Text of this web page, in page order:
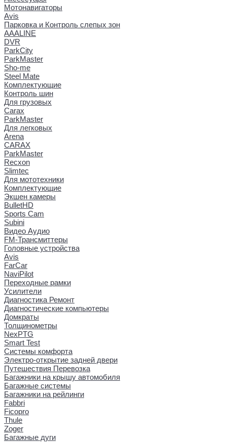
Мотонавигаторы
Avis
Парковка и Контроль слепых зон
AAALINE
DVR
ParkCity
ParkMaster
Sho-me
Steel Mate
Комплектующие
Контроль шин
Для грузовых
Carax
ParkMaster
Для легковых
Arena
CARAX
ParkMaster
Recxon
Slimtec
Для мототехники
Комплектующие
Экшен камеры
BulletHD
Sports Cam
Subini
Видео Аудио
FM-Трансмиттеры
Головные устройства
Avis
FarCar
NaviPilot
Переходные рамки
Усилители
Диагностика Ремонт
Диагностические компьютеры
Домкраты
Толщинометры
NexPTG
Smart Test
Системы комфорта
Электро-открытие задней двери
Путешествия Перевозка
Багажники на крышу автомобиля
Багажные системы
Багажники на рейлинги
Fabbri
Ficopro
Thule
Zoger
Багажные дуги